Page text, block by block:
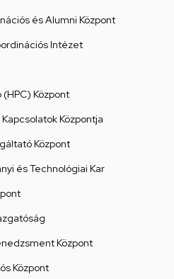
és Alumni Központ
Intézet
Központ
Központja
Központ
és Technológiai Kar
Központ
Központ